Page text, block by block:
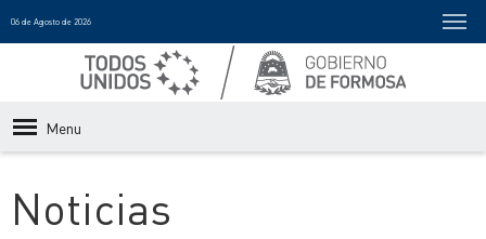
06 de Agosto de 2026
Menu
Noticias